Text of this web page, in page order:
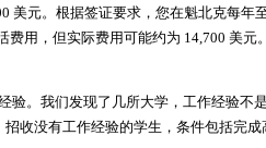
美元。根据签证要求，您在魁北克每年
用，但实际费用可能约为 14,700 美元。
。我们发现了几所大学，工作经验不是
收没有工作经验的学生，条件包括完